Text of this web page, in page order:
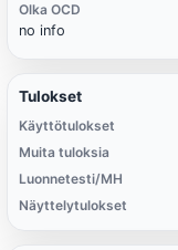
Olka OCD
no info
Tulokset
Käyttötulokset
Muita tuloksia
Luonnetesti/MH
Näyttelytulokset